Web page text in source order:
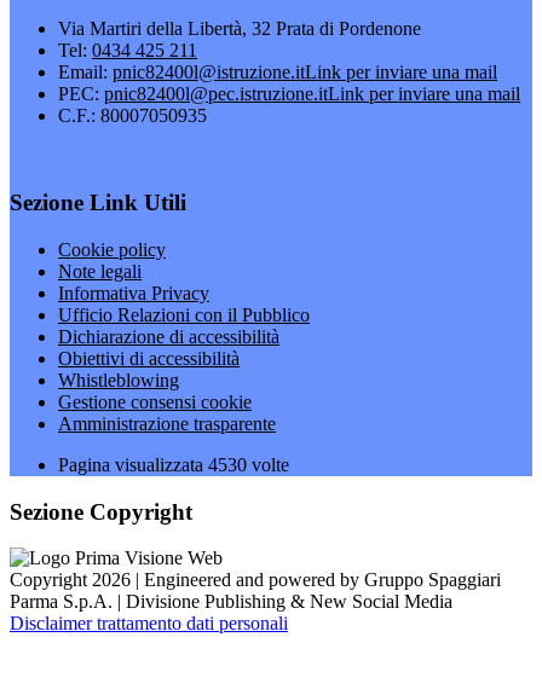
Via Martiri della Libertà, 32 Prata di Pordenone
Tel: 0434 425 211
Email: pnic82400l@istruzione.itLink per inviare una mail
PEC: pnic82400l@pec.istruzione.itLink per inviare una mail
C.F.: 80007050935
Sezione Link Utili
Cookie policy
Note legali
Informativa Privacy
Ufficio Relazioni con il Pubblico
Dichiarazione di accessibilità
Obiettivi di accessibilità
Whistleblowing
Gestione consensi cookie
Amministrazione trasparente
Pagina visualizzata 4530 volte
Sezione Copyright
Copyright 2026 | Engineered and powered by Gruppo Spaggiari
Parma S.p.A. | Divisione Publishing & New Social Media
Disclaimer trattamento dati personali